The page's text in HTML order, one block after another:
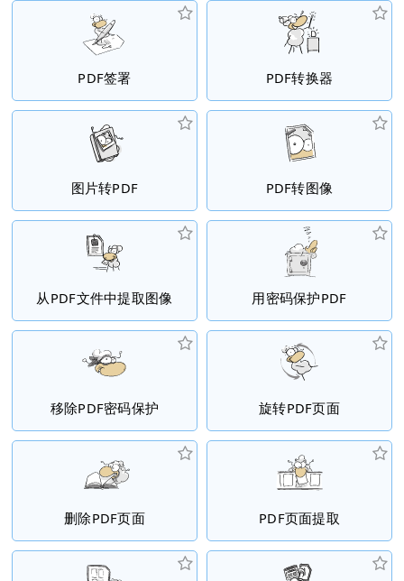
PDF签署 PDF转换器
图片转PDF PDF转图像
从PDF文件中提取图像 用密码保护PDF
移除PDF密码保护 旋转PDF页面
删除PDF页面 PDF页面提取